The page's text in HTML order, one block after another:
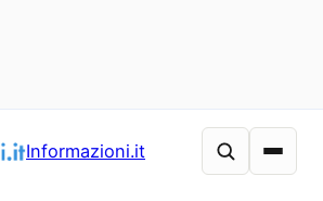
Informazioni.it